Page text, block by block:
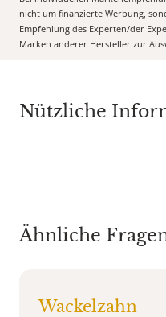
nicht um finanzierte Werbung,
Empfehlung des Experten/der
Marken anderer Hersteller zur
Nützliche
Ähnliche
Wackelzahn